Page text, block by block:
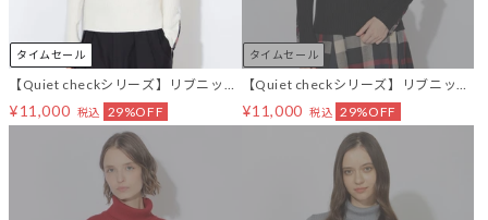
タイムセール
【Quiet checkシリーズ】リブニット
インナー
¥11,000 税込 29%OFF
タイムセール
【Quiet checkシリーズ】リブニット
インナー
¥11,000 税込 29%OFF